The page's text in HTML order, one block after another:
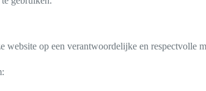
website op een verantwoordelijke en respectvolle